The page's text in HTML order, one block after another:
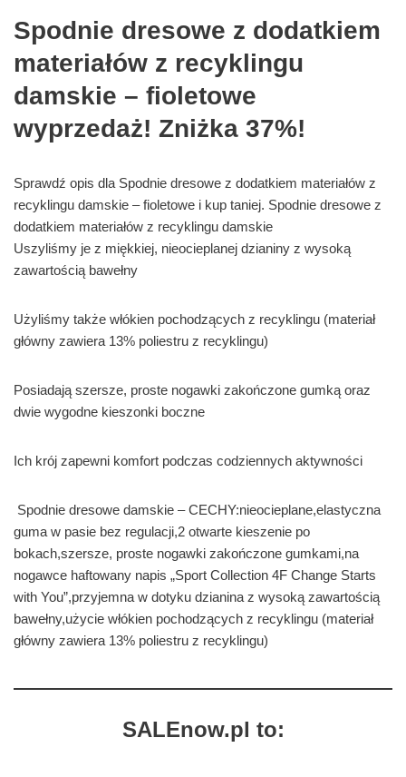
Spodnie dresowe z dodatkiem
materiałów z recyklingu
damskie – fioletowe
wyprzedaż! Zniżka 37%!
Sprawdź opis dla Spodnie dresowe z dodatkiem materiałów z
recyklingu damskie – fioletowe i kup taniej. Spodnie dresowe z
dodatkiem materiałów z recyklingu damskie
Uszyliśmy je z miękkiej, nieocieplanej dzianiny z wysoką
zawartością bawełny
Użyliśmy także włókien pochodzących z recyklingu (materiał
główny zawiera 13% poliestru z recyklingu)
Posiadają szersze, proste nogawki zakończone gumką oraz
dwie wygodne kieszonki boczne
Ich krój zapewni komfort podczas codziennych aktywności
Spodnie dresowe damskie – CECHY:nieocieplane,elastyczna
guma w pasie bez regulacji,2 otwarte kieszenie po
bokach,szersze, proste nogawki zakończone gumkami,na
nogawce haftowany napis „Sport Collection 4F Change Starts
with You”,przyjemna w dotyku dzianina z wysoką zawartością
bawełny,użycie włókien pochodzących z recyklingu (materiał
główny zawiera 13% poliestru z recyklingu)
SALEnow.pl to: